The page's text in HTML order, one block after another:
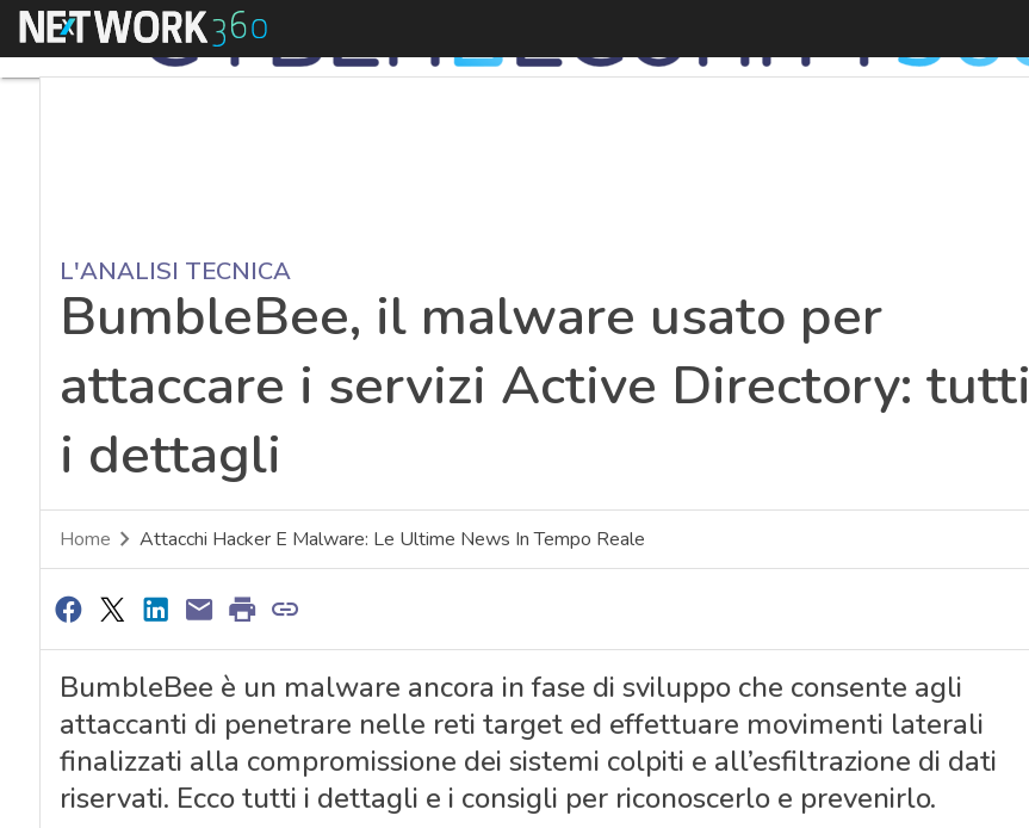
Menu
L'ANALISI TECNICA
BumbleBee, il malware usato per
attaccare i servizi Active Directory: tutti
i dettagli
Home Attacchi Hacker E Malware: Le Ultime News In Tempo Reale
BumbleBee è un malware ancora in fase di sviluppo che consente agli
attaccanti di penetrare nelle reti target ed effettuare movimenti laterali
finalizzati alla compromissione dei sistemi colpiti e all’esfiltrazione di dati
riservati. Ecco tutti i dettagli e i consigli per riconoscerlo e prevenirlo.